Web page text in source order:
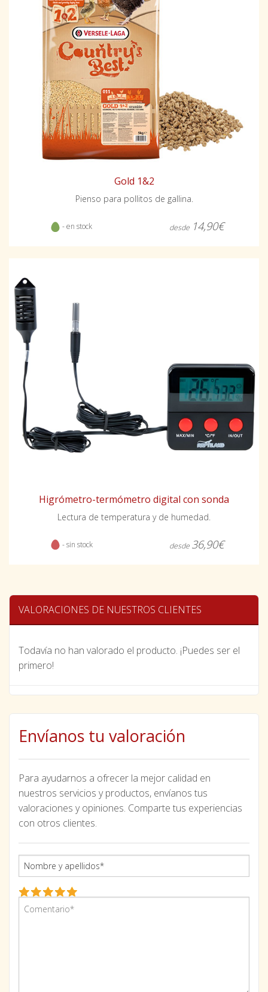
Gold 1&2
Pienso para pollitos de gallina.
- en stock desde 14,90€
Higrómetro-termómetro digital con sonda
Lectura de temperatura y de humedad.
- sin stock desde 36,90€
VALORACIONES DE NUESTROS CLIENTES
Todavía no han valorado el producto. ¡Puedes ser el
primero!
Envíanos tu valoración
Para ayudarnos a ofrecer la mejor calidad en
nuestros servicios y productos, envíanos tus
valoraciones y opiniones. Comparte tus experiencias
con otros clientes.